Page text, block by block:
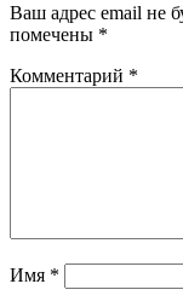
Ваш адрес email не
помечены *
Комментарий *
Имя *